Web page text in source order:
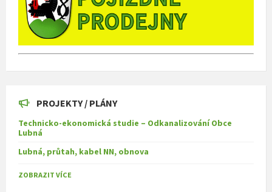
PROJEKTY / PLÁNY
Technicko-ekonomická studie – Odkanalizování Obce
Lubná
Lubná, průtah, kabel NN, obnova
ZOBRAZIT VÍCE